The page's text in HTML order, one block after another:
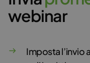
webinar
Imposta l’invio